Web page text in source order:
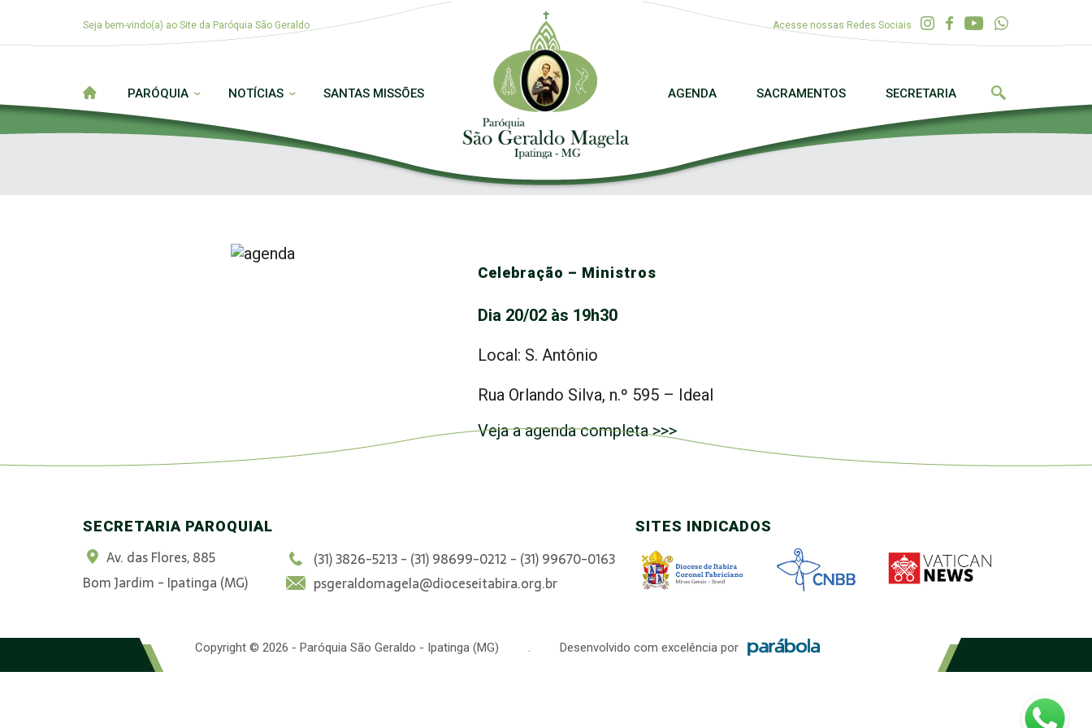
Seja bem-vindo(a) ao Site da Paróquia São Geraldo Acesse nossas Redes Sociais
PARÓQUIA NOTÍCIAS SANTAS MISSÕES AGENDA SACRAMENTOS SECRETARIA
Celebração – Ministros
Dia 20/02 às 19h30
Local: S. Antônio
Rua Orlando Silva, n.º 595 – Ideal
Veja a agenda completa >>>
SECRETARIA PAROQUIAL
Av. das Flores, 885
Bom Jardim - Ipatinga (MG)
(31) 3826-5213 - (31) 98699-0212 - (31) 99670-0163
psgeraldomagela@dioceseitabira.org.br
SITES INDICADOS
Copyright © 2026 - Paróquia São Geraldo - Ipatinga (MG) . Desenvolvido com excelência por